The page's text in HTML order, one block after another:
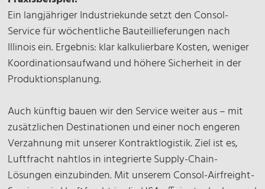
Ein langjähriger Industriekunde setzt den Consol-
Service für wöchentliche Bauteillieferungen nach
Illinois ein. Ergebnis: klar kalkulierbare Kosten, weniger
Koordinationsaufwand und höhere Sicherheit in der
Produktionsplanung.
Auch künftig bauen wir den Service weiter aus – mit
zusätzlichen Destinationen und einer noch engeren
Verzahnung mit unserer Kontraktlogistik. Ziel ist es,
Luftfracht nahtlos in integrierte Supply-Chain-
Lösungen einzubinden. Mit unserem Consol-Airfreight-